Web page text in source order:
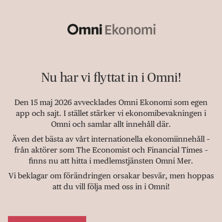
Nu har vi flyttat in i Omni!
Den 15 maj 2026 avvecklades Omni Ekonomi som egen
app och sajt. I stället stärker vi ekonomibevakningen i
Omni och samlar allt innehåll där.
Även det bästa av vårt internationella ekonomiinnehåll –
från aktörer som The Economist och Financial Times –
finns nu att hitta i medlemstjänsten Omni Mer.
Vi beklagar om förändringen orsakar besvär, men hoppas
att du vill följa med oss in i Omni!